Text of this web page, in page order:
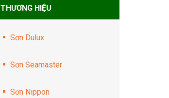
THƯƠNG HIỆU
Sơn Dulux
Sơn Seamaster
Sơn Nippon